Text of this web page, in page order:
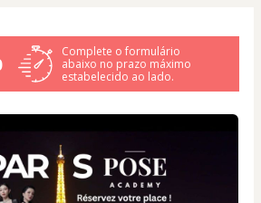
Complete o formulário
abaixo no prazo máximo
estabelecido ao lado.